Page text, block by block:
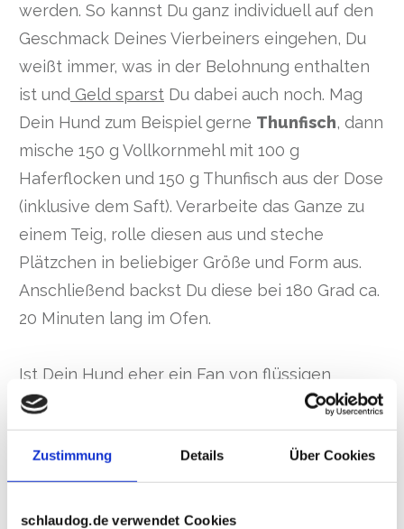
Zustimmung Details Über Cookies
schlaudog.de verwendet Cookies
werden. So kannst Du ganz individuell auf den
Geschmack Deines Vierbeiners eingehen, Du
weißt immer, was in der Belohnung enthalten
ist und Geld sparst Du dabei auch noch. Mag
Dein Hund zum Beispiel gerne Thunfisch, dann
mische 150 g Vollkornmehl mit 100 g
Haferflocken und 150 g Thunfisch aus der Dose
(inklusive dem Saft). Verarbeite das Ganze zu
einem Teig, rolle diesen aus und steche
Plätzchen in beliebiger Größe und Form aus.
Anschließend backst Du diese bei 180 Grad ca.
20 Minuten lang im Ofen.
Ist Dein Hund eher ein Fan von flüssigen
Leckerchen
, dann findest Du im HandelTuben,
die Du selber befüllen kannst.Ein
Beispielrezept
wäre ein Brei aus Obst und
Gemüse oder Leberwurst, Schmelzkäse,
Joghurt oder zerkleinertem Thunfisch zu. Achte